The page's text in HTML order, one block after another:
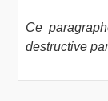
Ce
destructive